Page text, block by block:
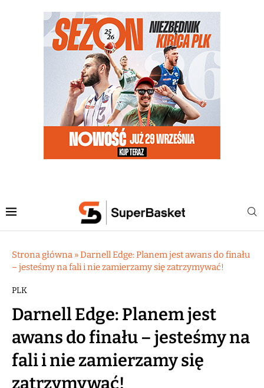
Strona główna »Darnell Edge: Planem jest awans do finału
– jesteśmy na fali i nie zamierzamy się zatrzymywać!
PLK
Darnell Edge: Planem jest
awans do finału – jesteśmy na
fali i nie zamierzamy się
zatrzymywać!